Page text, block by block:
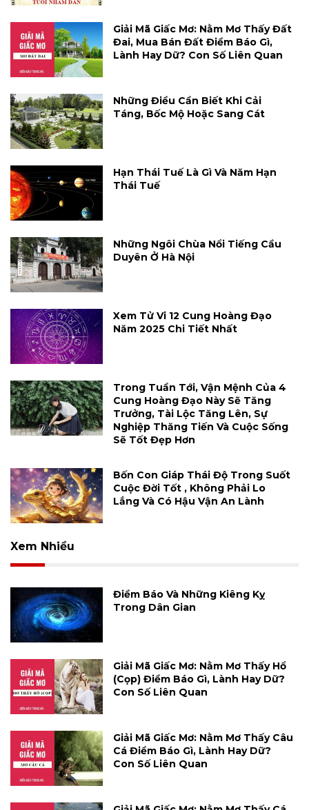
Giải Mã Giấc Mơ: Nằm Mơ Thấy Đất
Đai, Mua Bán Đất Điềm Báo Gì,
Lành Hay Dữ? Con Số Liên Quan
Những Điều Cần Biết Khi Cải
Táng, Bốc Mộ Hoặc Sang Cát
Hạn Thái Tuế Là Gì Và Năm Hạn
Thái Tuế
Những Ngôi Chùa Nổi Tiếng Cầu
Duyên Ở Hà Nội
Xem Tử Vi 12 Cung Hoàng Đạo
Năm 2025 Chi Tiết Nhất
Trong Tuần Tới, Vận Mệnh Của 4
Cung Hoàng Đạo Này Sẽ Tăng
Trưởng, Tài Lộc Tăng Lên, Sự
Nghiệp Thăng Tiến Và Cuộc Sống
Sẽ Tốt Đẹp Hơn
Bốn Con Giáp Thái Độ Trong Suốt
Cuộc Đời Tốt , Không Phải Lo
Lắng Và Có Hậu Vận An Lành
Xem Nhiều
Điềm Báo Và Những Kiêng Kỵ
Trong Dân Gian
Giải Mã Giấc Mơ: Nằm Mơ Thấy Hổ
(cọp) Điềm Báo Gì, Lành Hay Dữ?
Con Số Liên Quan
Giải Mã Giấc Mơ: Nằm Mơ Thấy Câu
Cá Điềm Báo Gì, Lành Hay Dữ?
Con Số Liên Quan